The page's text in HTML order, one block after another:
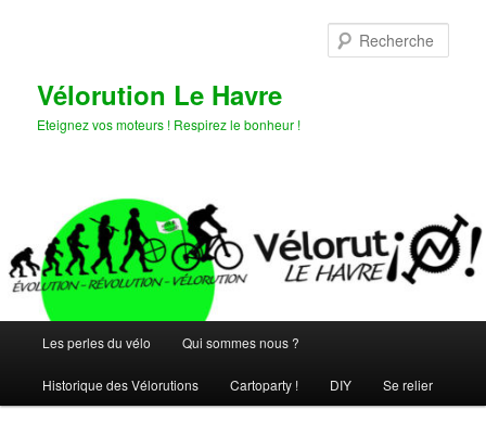
Vélorution Le Havre
Eteignez vos moteurs ! Respirez le bonheur !
principal
Les perles du vélo Qui sommes nous ?
Historique des Vélorutions Cartoparty ! DIY Se relier